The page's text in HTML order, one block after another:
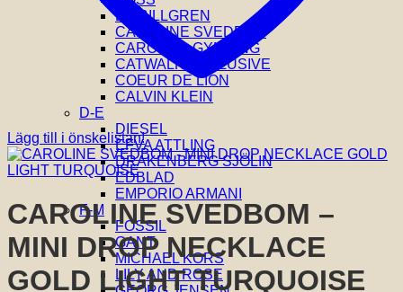
BY BILLGREN
CAROLINE SVEDBOM
CAROLINA GYNNING
CATWALK EXCLUSIVE
COEUR DE LION
CALVIN KLEIN
D-E
DIESEL
EFVA ATTLING
DRAKENBERG SJÖLIN
EDBLAD
EMPORIO ARMANI
F-M
FOSSIL
GANT
MICHAEL KORS
LILY AND ROSE
Lägg till i önskelistan!
CAROLINE SVEDBOM –
MINI DROP NECKLACE
GOLD LIGHT TURQUOISE